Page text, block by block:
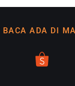
BACA ADA DI